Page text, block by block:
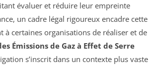
évaluer et réduire leur empreinte
un cadre légal rigoureux encadre cette
à certaines organisations de réaliser et de
Émissions de Gaz à Effet de Serre
s’inscrit dans un contexte plus vaste